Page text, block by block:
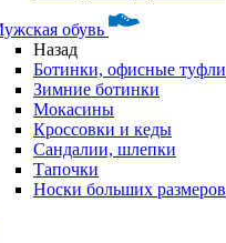
обувь
Назад
Ботинки, офисные туфли
Зимние ботинки
Мокасины
Кроссовки и кеды
Сандалии, шлепки
Тапочки
Носки больших размеров